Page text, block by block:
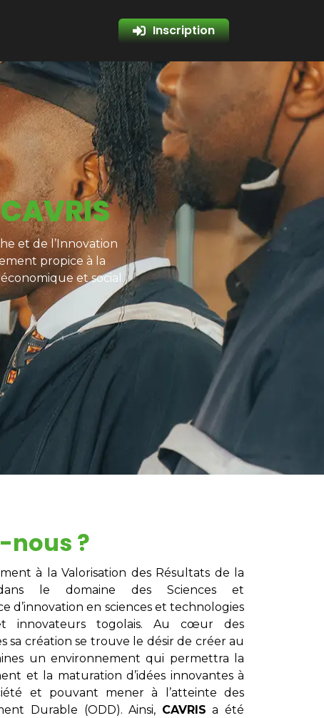
Inscription
et de l’Innovation
propice à la
et social
nous ?
à la Valorisation des Résultats de la
dans le domaine des Sciences et
d’innovation en sciences et technologies
innovateurs togolais. Au cœur des
sa création se trouve le désir de créer au
un environnement qui permettra la
et la maturation d’idées innovantes à
et pouvant mener à l’atteinte des
Durable (ODD). Ainsi, CAVRIS a été